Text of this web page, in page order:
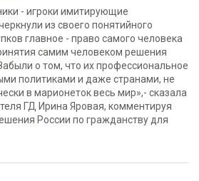
- игроки имитирующие
из своего понятийного
главное - право самого человека
самим человеком решения
о том, что их профессиональное
политиками и даже странами, не
в марионеток весь мир»,- сказала
ГД Ирина Яровая, комментируя
России по гражданству для